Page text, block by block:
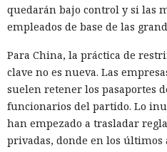
quedarán bajo control y si las
empleados de base de las
Para China, la práctica de
clave no es nueva. Las
suelen retener los pasaportes
funcionarios del partido. Lo
han empezado a trasladar
privadas, donde en los últimos